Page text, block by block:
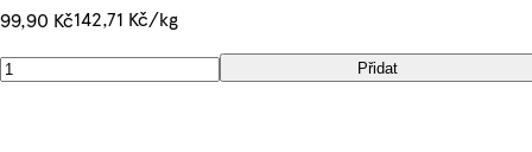
99,90 Kč142,71 Kč/kg
Přidat